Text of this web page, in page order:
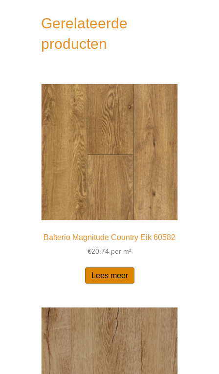
Gerelateerde
producten
Balterio Magnitude Country Eik 60582
€20.74 per m²
Lees meer